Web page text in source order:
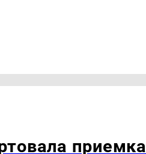
приемка